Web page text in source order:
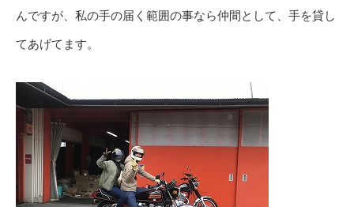
んですが、私の手の届く範囲の事なら仲間として、手を貸し
てあげてます。